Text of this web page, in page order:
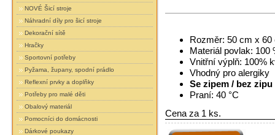
NOVÉ Šicí stroje
Náhradní díly pro šicí stroje
Dekorační sítě
Hračky
Sportovní potřeby
Pyžama, župany, spodní prádlo
Reflexní prvky a doplňky
Potřeby pro malé děti
Obalový materiál
Pomocníci do domácnosti
Dárkové poukazy
Rozměr: 50 cm x 60
Materiál povlak: 100
Vnitřní výplň: 100%
Vhodný pro alergiky
Se zipem / bez
Praní: 40 °C
Cena za 1 ks.